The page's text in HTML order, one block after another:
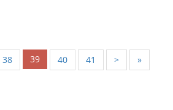
38 39 40 41 > »